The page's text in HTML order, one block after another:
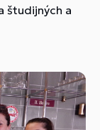
študijných a